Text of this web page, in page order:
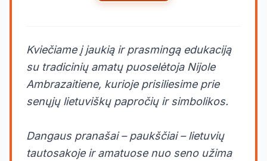
Kviečiame į jaukią ir prasmingą edukaciją
su tradicinių amatų puoselėtoja Nijole
Ambrazaitiene, kurioje prisiliesime prie
senųjų lietuviškų papročių ir simbolikos.
Dangaus pranašai – paukščiai – lietuvių
tautosakoje ir amatuose nuo seno užima